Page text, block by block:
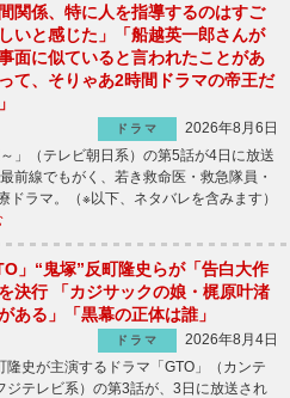
間関係、特に人を指導するのはすご
いと感じた」「船越英一郎さんが
事面に似ていると言われたことがあ
て、そりゃあ2時間ドラマの帝王だ
ドラマ
2026年8月6日
」（テレビ朝日系）の第5話が4日に放送
線でもがく、若き救命医・救急隊員・
ラマ。（※以下、ネタバレを含みます）
」“鬼塚”反町隆史らが「告白大作
決行 「カジサックの娘・梶原叶渚
ある」「黒幕の正体は誰」
ドラマ
2026年8月4日
史が主演するドラマ「GTO」（カンテ
ジテレビ系）の第3話が、3日に放送され